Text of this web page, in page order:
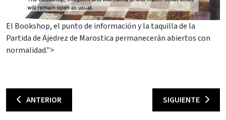
El Bookshop, el punto de información y la taquilla de la
Partida de Ajedrez de Marostica permanecerán abiertos con
normalidad.">
ANTERIOR SIGUIENTE